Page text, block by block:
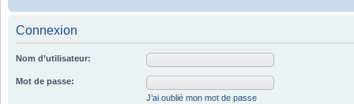
Connexion
Nom d’utilisateur:
Mot de passe:
J’ai oublié mon mot de passe